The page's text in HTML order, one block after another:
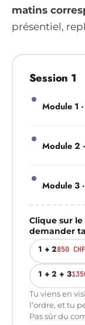
matins
présentiel,
Session 1
Module 1
Module 2
Module 3
Clique sur
demander
1 + 2850
1 + 2 + 3
Tu viens en
l’ordre, et tu
Pas sûr du